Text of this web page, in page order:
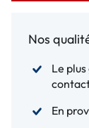
Nos
Le
En